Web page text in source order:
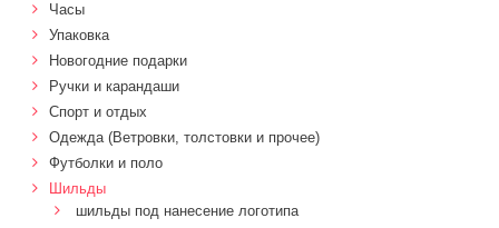
Часы
Упаковка
Новогодние подарки
Ручки и карандаши
Спорт и отдых
Одежда (Ветровки, толстовки и прочее)
Футболки и поло
Шильды
шильды под нанесение логотипа